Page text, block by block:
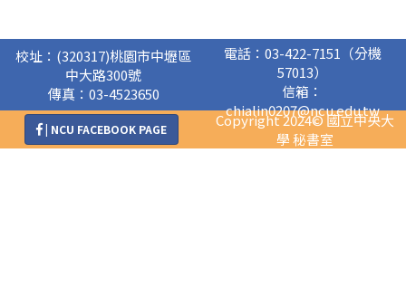
校址：(320317)桃園市中壢區
中大路300號
傳真：03-4523650
電話：03-422-7151（分機
57013）
信箱：
chialin0207@ncu.edu.tw
| NCU FACEBOOK PAGE
Copyright 2024© 國立中央大
學 秘書室